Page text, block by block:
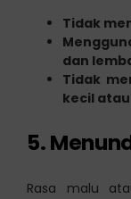
Tidak
dan
Tidak
kecil
5.
Rasa malu